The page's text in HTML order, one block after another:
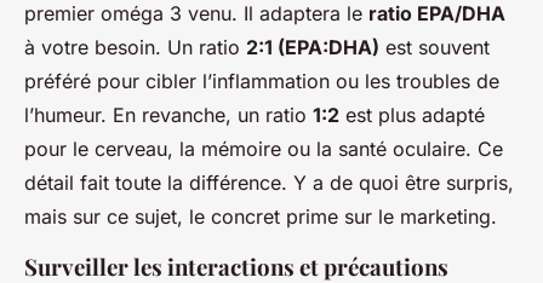
premier oméga 3 venu. Il adaptera le ratio EPA/DHA
à votre besoin. Un ratio 2:1 (EPA:DHA) est souvent
préféré pour cibler l’inflammation ou les troubles de
l’humeur. En revanche, un ratio 1:2 est plus adapté
pour le cerveau, la mémoire ou la santé oculaire. Ce
détail fait toute la différence. Y a de quoi être surpris,
mais sur ce sujet, le concret prime sur le marketing.
Surveiller les interactions et précautions